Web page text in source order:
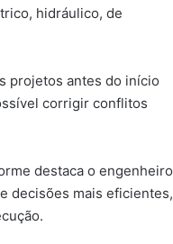
hidráulico, de
projetos antes do início
corrigir conflitos
destaca o engenheiro
decisões mais eficientes,